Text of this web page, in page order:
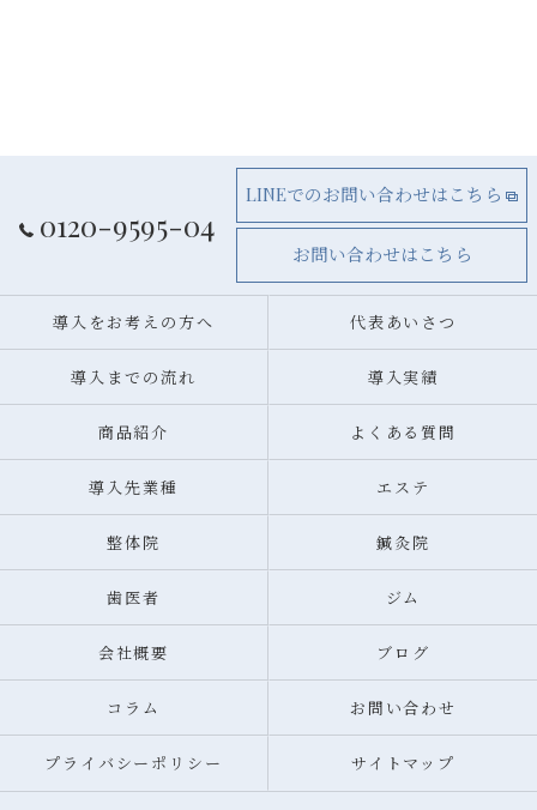
0120-9595-04
LINEでのお問い合わせはこちら
お問い合わせはこちら
導入をお考えの方へ 代表あいさつ
導入までの流れ 導入実績
商品紹介 よくある質問
導入先業種 エステ
整体院 鍼灸院
歯医者 ジム
会社概要 ブログ
コラム お問い合わせ
プライバシーポリシー サイトマップ